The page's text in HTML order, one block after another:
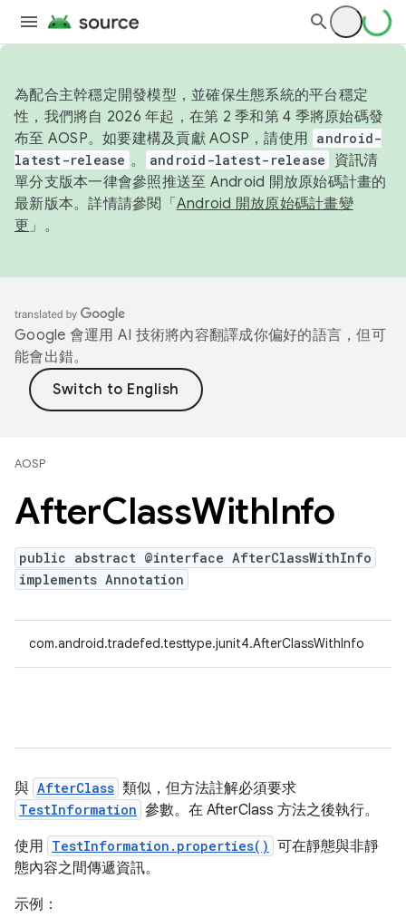
為配合主幹穩定開發模型，並確保生態系統的平台穩定
性，我們將自 2026 年起，在第 2 季和第 4 季將原始碼發
布至 AOSP。如要建構及貢獻 AOSP，請使用 android-
latest-release 。 android-latest-release
資訊清
單分支版本一律會參照推送至 Android 開放原始碼計畫的
最新版本。詳情請參閱「 Android 開放原始碼計畫變
更 」。
Google 會運用 AI 技術將內容翻譯成你偏好的語言，但可
能會出錯。
AOSP
AfterClassWithInfo
public abstract @interface AfterClassWithInfo
implements Annotation
com.android.tradefed.testtype.junit4.AfterClassWithInfo
與 AfterClass 類似，但方法註解必須要求
TestInformation 參數。在 AfterClass 方法之後執行。
使用 TestInformation.properties() 可在靜態與非靜
態內容之間傳遞資訊。
示例：